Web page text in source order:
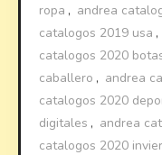
ropa , andrea
catalogos 2019 usa ,
catalogos 2020
caballero , andrea
catalogos 2020
digitales , andrea
catalogos 2020